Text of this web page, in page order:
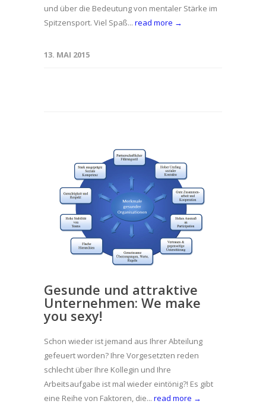
und über die Bedeutung von mentaler Stärke im
Spitzensport. Viel Spaß... read more →
13. MAI 2015
Gesunde und attraktive
Unternehmen: We make
you sexy!
Schon wieder ist jemand aus Ihrer Abteilung
gefeuert worden? Ihre Vorgesetzten reden
schlecht über Ihre Kollegin und Ihre
Arbeitsaufgabe ist mal wieder eintönig?! Es gibt
eine Reihe von Faktoren, die... read more →